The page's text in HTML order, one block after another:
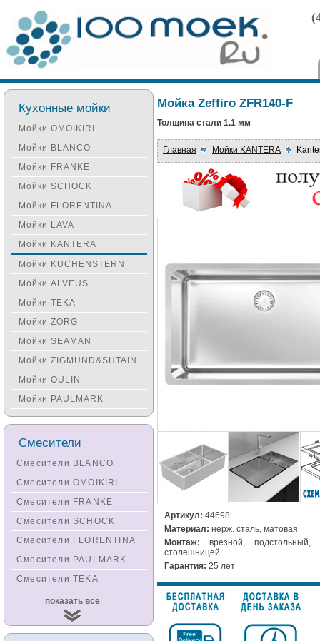
Мойка Zeffiro ZFR140-F
Толщина стали 1.1 мм
Главная Мойки KANTERA
Артикул: 44698
Материал: нерж. сталь, матовая
Монтаж: врезной, подстольный,
столешницей
Гарантия: 25 лет
Кухонные мойки
Мойки OMOIKIRI
Мойки BLANCO
Мойки FRANKE
Мойки SCHOCK
Мойки FLORENTINA
Мойки LAVA
Мойки KANTERA
Мойки KUCHENSTERN
Мойки ALVEUS
Мойки TEKA
Мойки ZORG
Мойки SEAMAN
Мойки ZIGMUND&SHTAIN
Мойки OULIN
Мойки PAULMARK
Смесители
Смесители BLANCO
Смесители OMOIKIRI
Смесители FRANKE
Смесители SCHOCK
Смесители FLORENTINA
Смесители PAULMARK
Смесители TEKA
Смесители
KUCHENSTERN
Смесители ZORG
показать все